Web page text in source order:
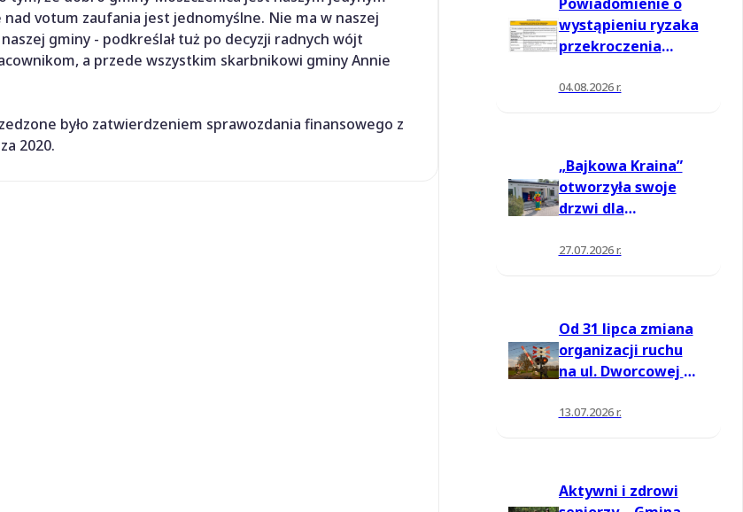
votum zaufania jest jednomyślne. Nie ma w naszej
gminy - podkreślał tuż po decyzji radnych wójt
a przede wszystkim skarbnikowi gminy Annie
było zatwierdzeniem sprawozdania finansowego z
2020.
wystąpieniu ryzaka
przekroczenia
informowania dla
04.08.2026 r.
„Bajkowa Kraina”
otworzyła swoje
drzwi dla
27.07.2026 r.
Od 31 lipca zmiana
organizacji ruchu
na ul. Dworcowej w
13.07.2026 r.
Aktywni i zdrowi